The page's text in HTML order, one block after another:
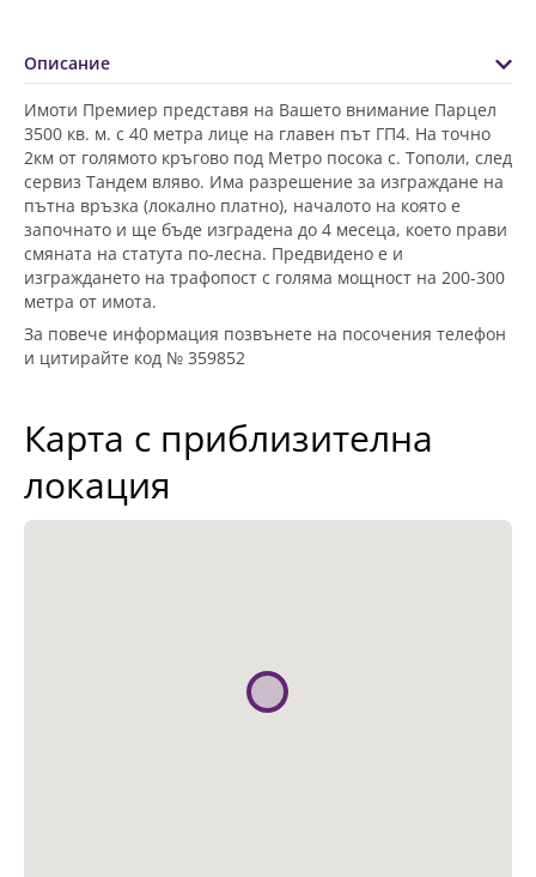
Описание
Имоти Премиер представя на Вашето внимание Парцел
3500 кв. м. с 40 метра лице на главен път ГП4. На точно
2км от голямото кръгово под Метро посока с. Тополи, след
сервиз Тандем вляво. Има разрешение за изграждане на
пътна връзка (локално платно), началото на която е
започнато и ще бъде изградена до 4 месеца, което прави
смяната на статута по-лесна. Предвидено е и
изграждането на трафопост с голяма мощност на 200-300
метра от имота.
За повече информация позвънете на посочения телефон
и цитирайте код № 359852
Карта с приблизителна
локация